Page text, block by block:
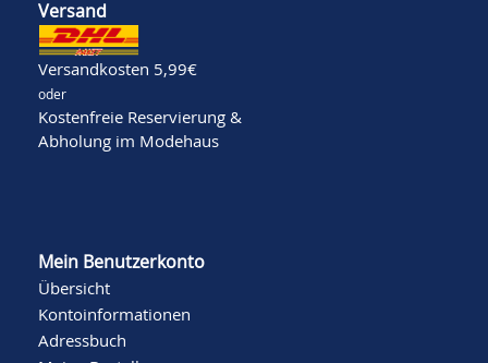
Versand
Versandkosten 5,99€
oder
Kostenfreie Reservierung &
Abholung im Modehaus
Mein Benutzerkonto
Übersicht
Kontoinformationen
Adressbuch